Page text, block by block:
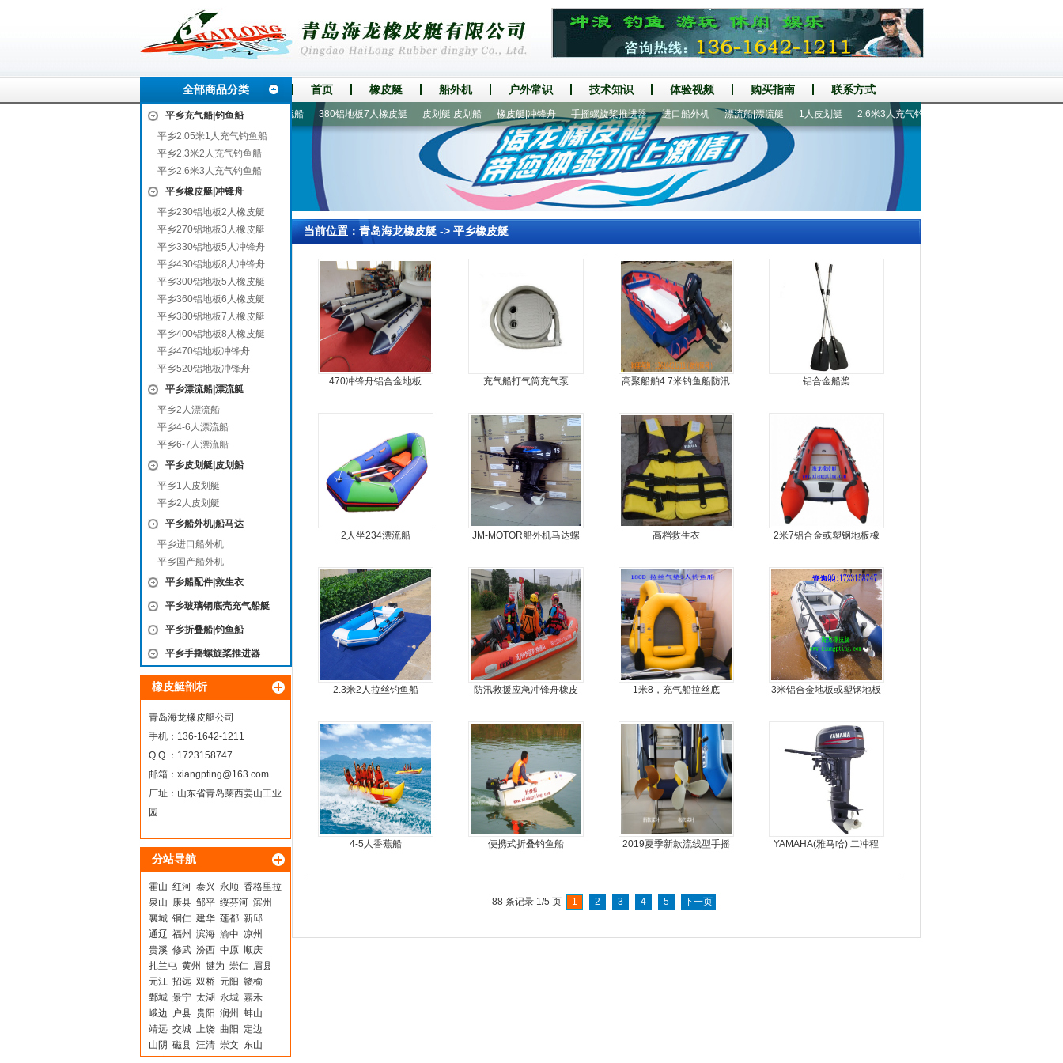
全部商品分类 首页 橡皮艇 船外机 户外常识 技术知识 体验视频 购买指南 联系方式
平乡充气船|钓鱼船
平乡2.05米1人充气钓鱼船
平乡2.3米2人充气钓鱼船
平乡2.6米3人充气钓鱼船
平乡橡皮艇|冲锋舟
平乡230铝地板2人橡皮艇
平乡270铝地板3人橡皮艇
平乡330铝地板5人冲锋舟
平乡430铝地板8人冲锋舟
平乡300铝地板5人橡皮艇
平乡360铝地板6人橡皮艇
平乡380铝地板7人橡皮艇
平乡400铝地板8人橡皮艇
平乡470铝地板冲锋舟
平乡520铝地板冲锋舟
平乡漂流船|漂流艇
平乡2人漂流船
平乡4-6人漂流船
平乡6-7人漂流船
平乡皮划艇|皮划船
平乡1人皮划艇
平乡2人皮划艇
平乡船外机|船马达
平乡进口船外机
平乡国产船外机
平乡船配件|救生衣
平乡玻璃钢底壳充气船艇
平乡折叠船|钓鱼船
平乡手摇螺旋桨推进器
橡皮艇剖析
青岛海龙橡皮艇公司
手机：136-1642-1211
Q Q ：1723158747
邮箱： xiangpting@163.com
厂址：山东省青岛莱西姜山工业
园
分站导航
霍山 红河 泰兴 永顺 香格里拉
泉山 康县 邹平 绥芬河 滨州
襄城 铜仁 建华 莲都 新邱
通辽 福州 滨海 渝中 凉州
贵溪 修武 汾西 中原 顺庆
扎兰屯 黄州 犍为 崇仁 眉县
元江 招远 双桥 元阳 赣榆
鄄城 景宁 太湖 永城 嘉禾
峨边
户县 贵阳 润州 蚌山
靖远 交城 上饶 曲阳
定边
山阴 磁县 汪清 崇文 东山
360铝地板6人橡皮艇 380铝地板7人橡皮艇 皮划艇|皮划船 橡皮艇|冲锋舟 手摇螺旋桨推进器 进口船外机 漂流船|漂流艇 1人皮划艇 2.6米3人充气钓鱼船
当前位置： 青岛海龙橡皮艇-> 平乡橡皮艇
470冲锋舟铝合金地板 充气船打气筒充气泵
高聚船舶4.7米钓鱼船防汛
力艇
铝合金船桨
2人坐234漂流船
JM-MOTOR船外机马达螺
高档救生衣
2米7铝合金或塑钢地板橡
2.3米2人拉丝钓鱼船
防汛救援应急冲锋舟橡皮
1米8，充气船拉丝底
3米铝合金地板或塑钢地板
舟，动力艇
4-5人香蕉船 便携式折叠钓鱼船
2019夏季新款流线型手摇
YAMAHA(雅马哈) 二冲程
88 条记录 1/5 页 1 2 3 4 5 下一页